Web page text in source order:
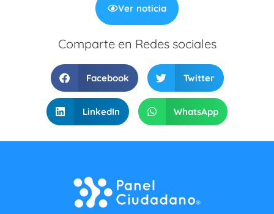
Ver noticia
Comparte en Redes sociales
Facebook Twitter
LinkedIn WhatsApp